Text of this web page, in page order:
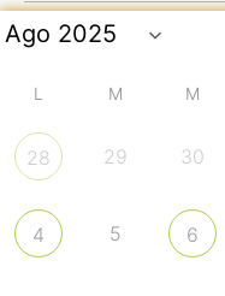
L M M
28 29 30
4 5 6